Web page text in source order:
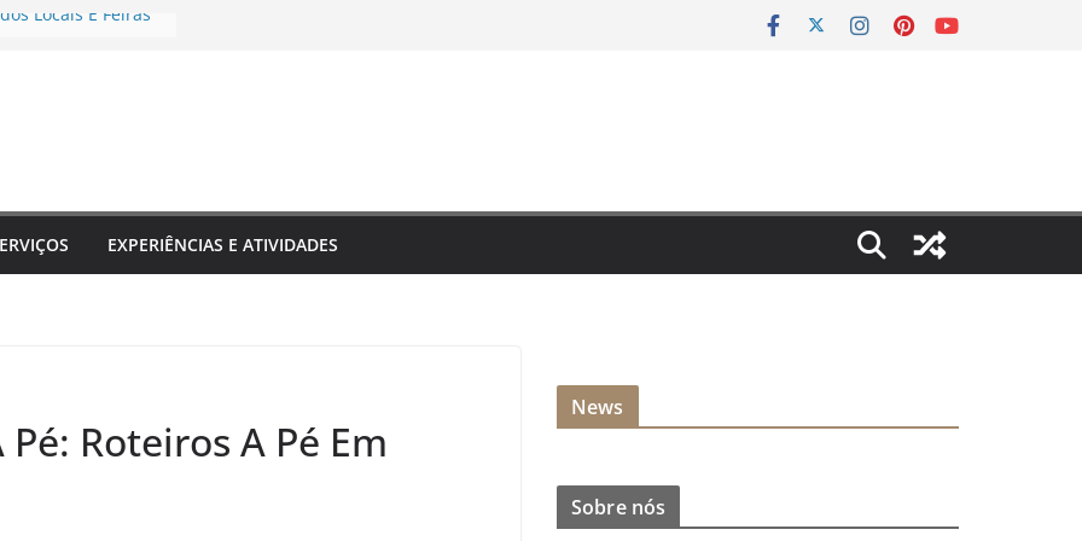
Locais E Feiras
únicas
EXPERIÊNCIAS E ATIVIDADES
Roteiros A Pé Em
News
Sobre nós